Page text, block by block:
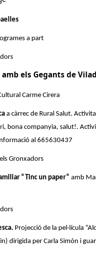
a part
amb els Gegants de
Carme Cirera
a càrrec de Rural Salut.
bona companyia, salut!.
al 665630437
Gronxadors
“Tinc un paper” amb
Projecció de la pel·lícula
dirigida per Carla Simón i